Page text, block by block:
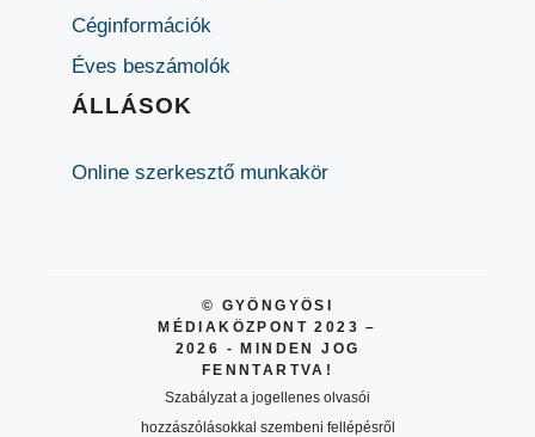
Céginformációk
Éves beszámolók
ÁLLÁSOK
Online szerkesztő munkakör
© GYÖNGYÖSI
MÉDIAKÖZPONT 2023 –
2026 - MINDEN JOG
FENNTARTVA!
Szabályzat a jogellenes olvasói
hozzászólásokkal szembeni fellépésről